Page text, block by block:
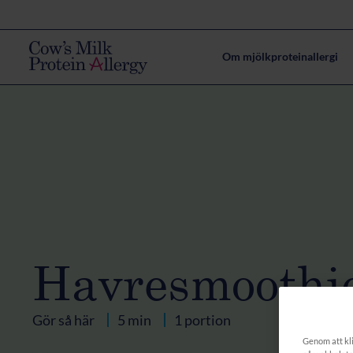
Om mjölkproteinallergi
Gör så här 5 min 1 portion
Genom att